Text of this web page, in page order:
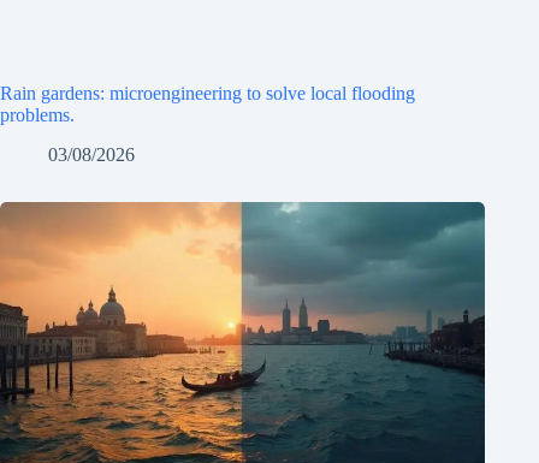
Rain gardens: microengineering to solve local flooding
problems.
03/08/2026